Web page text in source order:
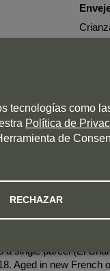
Sin
single parcel (El
Aged in new French
tecnologías como
Política de
de
RECHAZAR